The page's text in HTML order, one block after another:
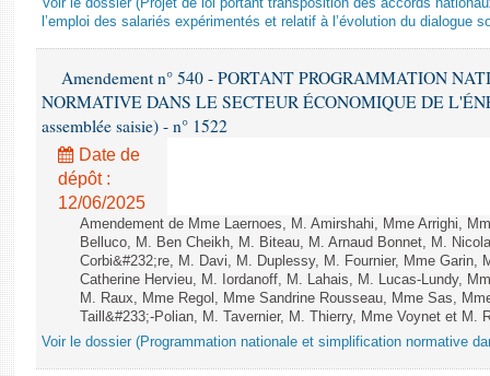
Voir le dossier (Projet de loi portant transposition des accords
l’emploi des salariés expérimentés et relatif à l’évolution du dialogue
Amendement n° 540 - PORTANT PROGRAMMATION
NORMATIVE DANS LE SECTEUR ÉCONOMIQUE DE
assemblée saisie) - n° 1522
Date de
dépôt :
12/06/2025
Amendement de Mme Laernoes, M. Amirshahi, Mme Arrighi,
Belluco, M. Ben Cheikh, M. Biteau, M. Arnaud Bonnet, M.
Corbi&#232;re, M. Davi, M. Duplessy, M. Fournier, Mme Garin,
Catherine Hervieu, M. Iordanoff, M. Lahais, M. Lucas-Lundy,
M. Raux, Mme Regol, Mme Sandrine Rousseau, Mme Sas,
Taill&#233;-Polian, M. Tavernier, M. Thierry, Mme Voynet et M.
Voir le dossier (Programmation nationale et simplification normative